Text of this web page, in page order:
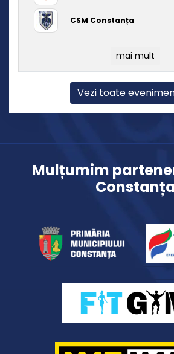
CSM Constanța
mai mult
Vezi toate
Mulțumim